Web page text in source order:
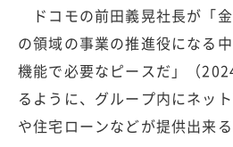
ドコモの前田義晃社長が「
の領域の事業の推進役になる
機能で必要なピースだ」（
るように、グループ内にネッ
や住宅ローンなどが提供出来